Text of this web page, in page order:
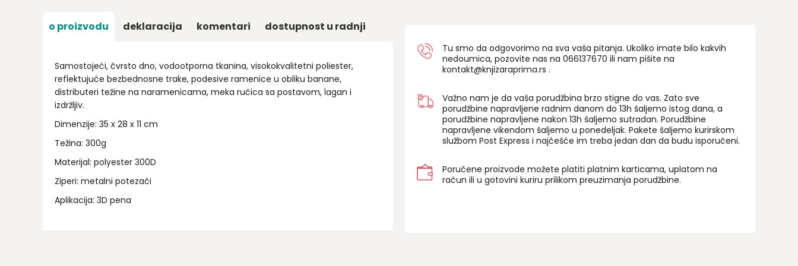
o proizvodu deklaracija komentari dostupnost u radnji
Samostojeći, čvrsto dno, vodootporna tkanina, visokokvalitetni poliester,
reflektujuće bezbednosne trake, podesive ramenice u obliku banane,
distributeri težine na naramenicama, meka ručica sa postavom, lagan i
izdržljiv.
Dimenzije: 35 x 28 x 11 cm
Težina: 300g
Materijal: polyester 300D
Ziperi: metalni potezači
Aplikacija: 3D pena
Tu smo da odgovorimo na sva vaša pitanja. Ukoliko imate bilo kakvih
nedoumica, pozovite nas na 066137670 ili nam pišite na
kontakt@knjizaraprima.rs .
Važno nam je da vaša porudžbina brzo stigne do vas. Zato sve
porudžbine napravljene radnim danom do 13h šaljemo istog dana, a
porudžbine napravljene nakon 13h šaljemo sutradan. Porudžbine
napravljene vikendom šaljemo u ponedeljak. Pakete šaljemo kurirskom
službom Post Express i najčešće im treba jedan dan da budu isporučeni.
Poručene proizvode možete platiti platnim karticama, uplatom na
račun ili u gotovini kuriru prilikom preuzimanja porudžbine.